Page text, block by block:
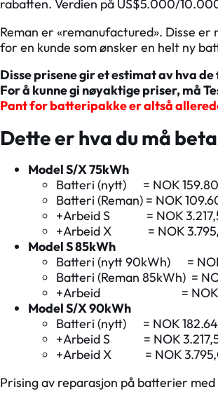
rabatten. Verdien på US$5.000/
Reman er «remanufactured». Disse
for en kunde som ønsker en helt ny
Disse prisene gir et estimat av hva
For å kunne gi nøyaktige priser, må
Pant for batteripakke er altså
Dette er hva du må
Model S/X 75kWh
Batteri (nytt) = NOK
Batteri (Reman) = NOK
+Arbeid S = NOK
+Arbeid X = NOK
Model S 85kWh
Batteri (nytt 90kWh) =
Batteri (Reman 85kWh) =
+Arbeid = NOK
Model S/X 90kWh
Batteri (nytt) = NOK
+Arbeid S = NOK
+Arbeid X = NOK
Prising av reparasjon på batterier